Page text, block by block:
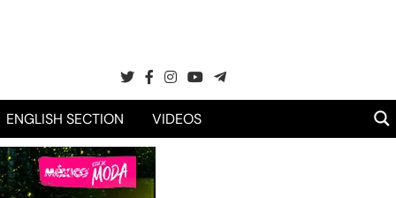
ENGLISH SECTION VIDEOS